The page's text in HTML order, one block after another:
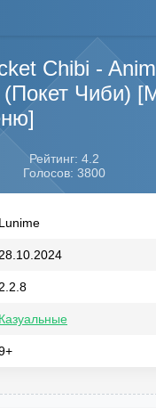
Chibi -
(Покет Чиби)
Рейтинг: 4.2
Голосов: 3800
Lunime
28.10.2024
2.2.8
Казуальные